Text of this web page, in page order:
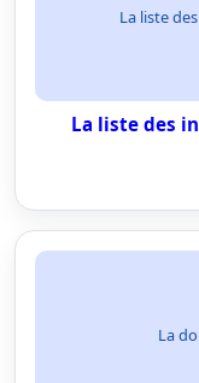
La liste
La liste des
La